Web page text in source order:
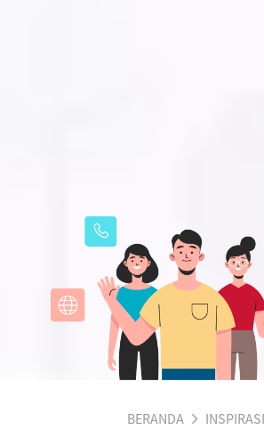
BERANDA
INSPIRASI